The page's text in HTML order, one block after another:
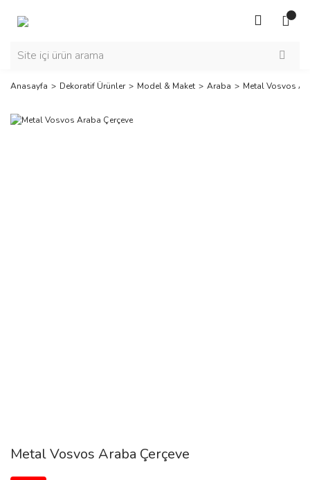
Anasayfa Dekoratif Ürünler Model & Maket Araba Metal Vosvos
Metal Vosvos Araba Çerçeve